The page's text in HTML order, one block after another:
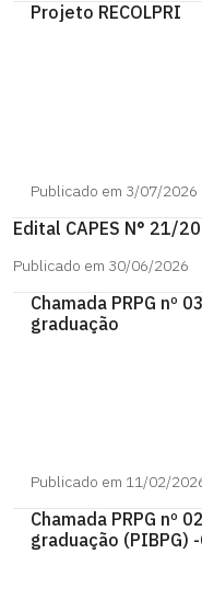
Projeto RECOLPRI
Publicado em 3/07/2026
Edital CAPES N° 21/
Publicado em 30/06/2026
Chamada PRPG nº
graduação
Publicado em 11/02/
Chamada PRPG nº
graduação (PIBPG)